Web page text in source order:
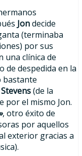
Jondecide
(terminaba
por sus
una clínica de
de despedida en la
bastante
(de la
por el mismo Jon.
, otro éxito de
por aquellos
exterior gracias a